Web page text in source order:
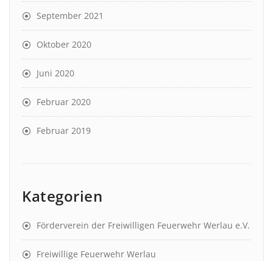
September 2021
Oktober 2020
Juni 2020
Februar 2020
Februar 2019
Kategorien
Förderverein der Freiwilligen Feuerwehr Werlau e.V.
Freiwillige Feuerwehr Werlau